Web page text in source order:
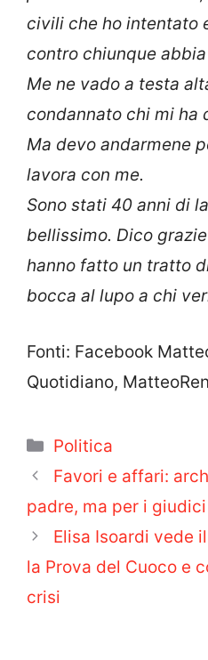
civili che ho intentato
contro chiunque
Me ne vado a testa
condannato chi mi ha
Ma devo andarmene
lavora con me.
Sono stati 40 anni di
bellissimo. Dico
hanno fatto un tratto
bocca al lupo a chi
Fonti: Facebook
Quotidiano,
Categorie
Politica
Favori e affari:
padre, ma per i
Elisa Isoardi vede
la Prova del Cuoco e
crisi